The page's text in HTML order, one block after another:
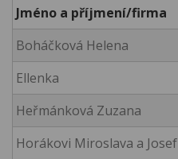
Jméno a příjmení/firma
Boháčková Helena
Ellenka
Heřmánková Zuzana
Horákovi Miroslava a Josef